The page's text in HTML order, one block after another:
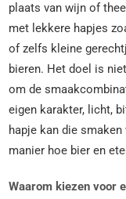
plaats van wijn of
met lekkere hapjes
of zelfs kleine
bieren. Het doel is
om de
eigen karakter, licht,
hapje kan die
manier hoe bier en
Waarom kiezen voor